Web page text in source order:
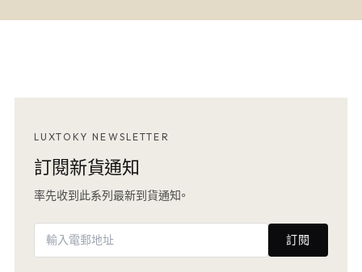
LUXTOKY NEWSLETTER
訂閱新貨通知
率先收到此系列最新到貨通知。
訂閱